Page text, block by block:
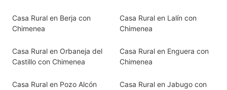
Casa Rural en Berja con
Chimenea
Casa Rural en Lalín con
Chimenea
Casa Rural en Orbaneja del
Castillo con Chimenea
Casa Rural en Enguera con
Chimenea
Casa Rural en Pozo Alcón
Casa Rural en Jabugo con